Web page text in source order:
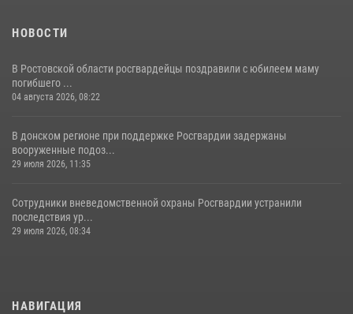
НОВОСТИ
В Ростовской области росгвардейцы поздравили с юбилеем маму
погибшего ...
04 августа 2026, 08:22
В донском регионе при поддержке Росгвардии задержаны
вооруженные подоз...
29 июля 2026, 11:35
Сотрудники вневедомственной охраны Росгвардии устранили
последствия ур...
29 июля 2026, 08:34
НАВИГАЦИЯ